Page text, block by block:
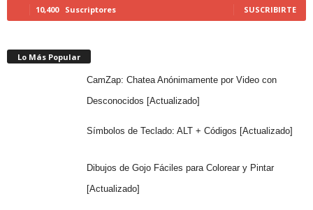
10,400 Suscriptores SUSCRIBIRTE
Lo Más Popular
CamZap: Chatea Anónimamente por Video con
Desconocidos [Actualizado]
Símbolos de Teclado: ALT + Códigos [Actualizado]
Dibujos de Gojo Fáciles para Colorear y Pintar
[Actualizado]